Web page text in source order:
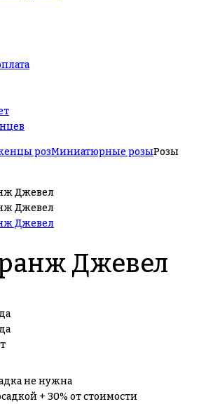
розМиниатюрные розыРозы
Джевел
не нужна
+ 30% от стоимости